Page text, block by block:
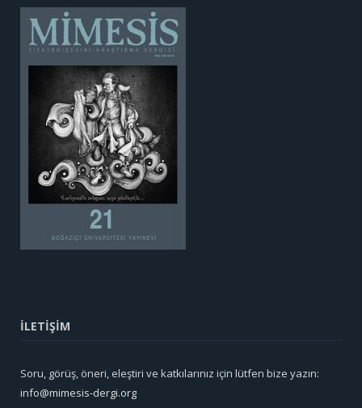
İLETİŞİM
Soru, görüş, öneri, eleştiri ve katkılarınız için lütfen bize yazın:
info@mimesis-dergi.org